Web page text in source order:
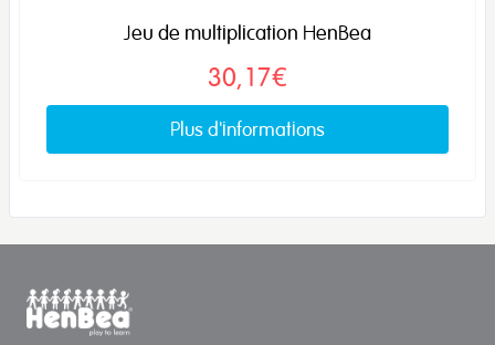
Jeu de multiplication HenBea
30,17€
Plus d'informations